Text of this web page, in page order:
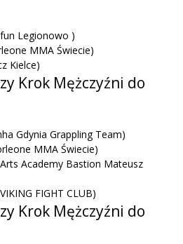
Legionowo )
MMA Świecie)
Kielce)
Krok Mężczyźni do
Gdynia Grappling Team)
MMA Świecie)
Academy Bastion Mateusz
FIGHT CLUB)
Krok Mężczyźni do